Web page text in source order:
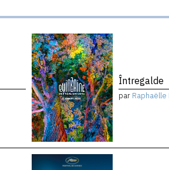
Întregalde
par Raphaëlle